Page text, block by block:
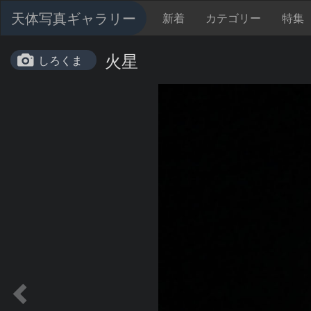
天体写真ギャラリー 新着 カテゴリー 特集
しろくま 火星